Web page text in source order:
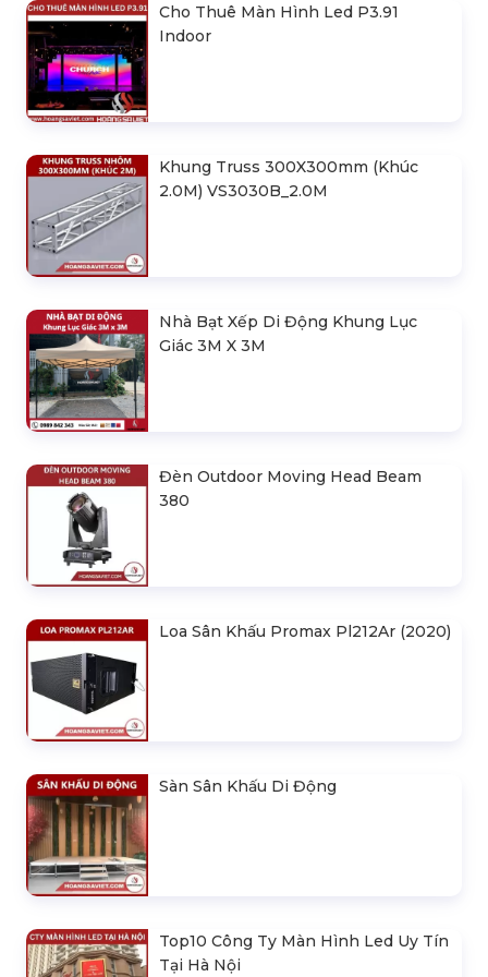
Cho Thuê Màn Hình Led P3.91
Indoor
Khung Truss 300X300mm (Khúc
2.0M) VS3030B_2.0M
Nhà Bạt Xếp Di Động Khung Lục
Giác 3M X 3M
Đèn Outdoor Moving Head Beam
380
Loa Sân Khấu Promax Pl212Ar (2020)
Sàn Sân Khấu Di Động
Top10 Công Ty Màn Hình Led Uy Tín
Tại Hà Nội